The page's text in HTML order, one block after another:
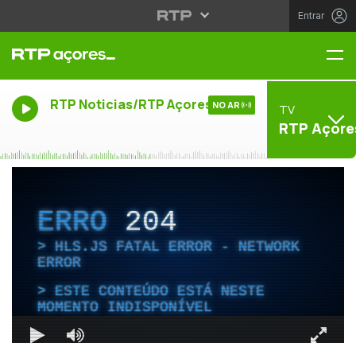
Entrar
RTP Noticias/RTP Açores NO AR TV
RTP
ERRO204
HLS.JS FATAL ERROR - NETWORK
ERROR
ESTE CONTEÚDO ESTÁ NESTE
MOMENTO INDISPONÍVEL